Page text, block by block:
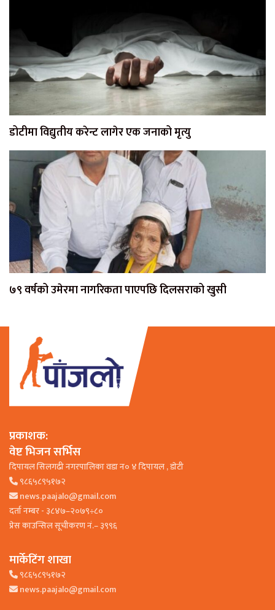
डोटीमा विद्युतीय करेन्ट लागेर एक जनाको मृत्यु
७९ वर्षको उमेरमा नागरिकता पाएपछि दिलसराको खुसी
प्रकाशक:
वेष्ट भिजन सर्भिस
दिपायल सिलगढी नगरपालिका वडा न० ४ दिपायल , डाेटी
९८६५८९५१७२
news.paajalo@gmail.com
दर्ता नम्बर - ३८४७–२०७९÷८०
प्रेस काउन्सिल सूचीकरण नं.– ३९९६
मार्केटिंग शाखा
९८६५८९५१७२
news.paajalo@gmail.com